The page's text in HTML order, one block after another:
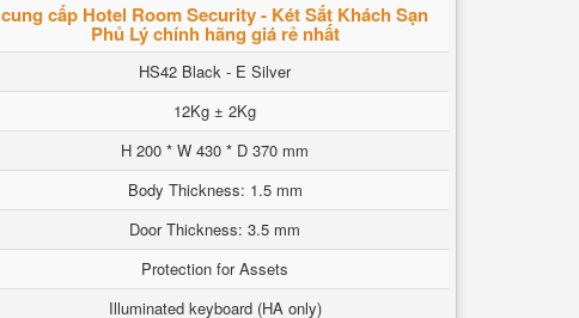
cung cấp Hotel Room Security - Két Sắt Khách Sạn
Phủ Lý chính hãng giá rẻ nhất
HS42 Black - E Silver
12Kg ± 2Kg
H 200 * W 430 * D 370 mm
Body Thickness: 1.5 mm
Door Thickness: 3.5 mm
Protection for Assets
Illuminated keyboard (HA only)